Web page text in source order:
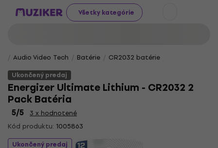
Všetky kategórie
Audio Video Tech Batérie
CR2032 batérie
Ukončený predaj
Energizer Ultimate Lithium - CR2032 2
Pack Batéria
5/5
3 x hodnotené
Kód produktu: 1005863
Ukončený predaj